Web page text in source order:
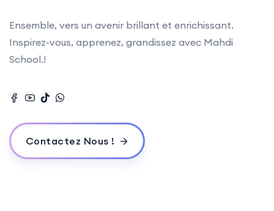
Ensemble, vers un avenir brillant et enrichissant.
Inspirez-vous, apprenez, grandissez avec Mahdi
School.!
Contactez Nous !